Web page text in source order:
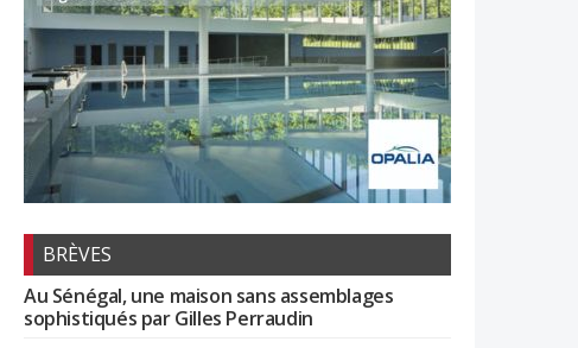
BRÈVES
Au Sénégal, une maison sans assemblages
sophistiqués par Gilles Perraudin